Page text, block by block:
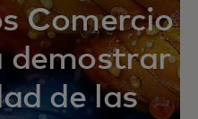
Comercio
demostrar
de las